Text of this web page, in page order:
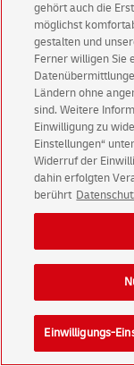
gehört auch die
möglichst
gestalten und
Ferner willigen Sie
Ländern ohne
sind. Weitere
Einwilligung zu
Einstellungen“
Widerruf der
dahin erfolgten
berührt
Einwilligungs-